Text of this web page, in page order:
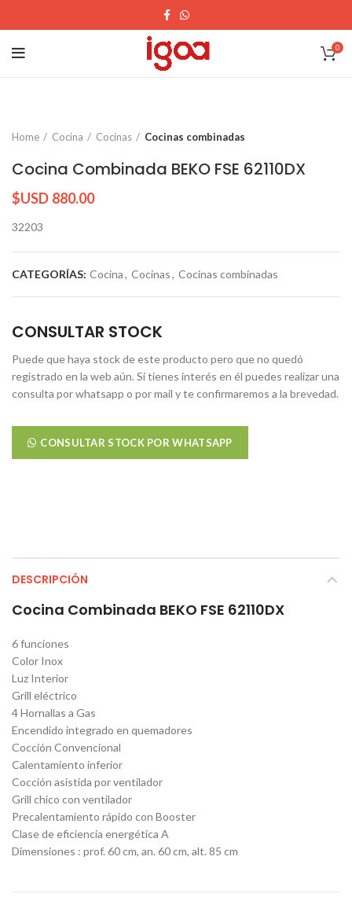
0
Home Cocina Cocinas Cocinas combinadas
Cocina Combinada BEKO FSE 62110DX
$USD 880.00
32203
CATEGORÍAS: Cocina, Cocinas, Cocinas combinadas
CONSULTAR STOCK
Puede que haya stock de este producto pero que no quedó
registrado en la web aún. Si tienes interés en él puedes realizar una
consulta por whatsapp o por mail y te confirmaremos a la brevedad.
CONSULTAR STOCK POR WHATSAPP
DESCRIPCIÓN
Cocina Combinada BEKO FSE 62110DX
6 funciones
Color Inox
Luz Interior
Grill eléctrico
4 Hornallas a Gas
Encendido integrado en quemadores
Cocción Convencional
Calentamiento inferior
Cocción asistida por ventilador
Grill chico con ventilador
Precalentamiento rápido con Booster
Clase de eficiencia energética A
Dimensiones : prof. 60 cm, an. 60 cm, alt. 85 cm